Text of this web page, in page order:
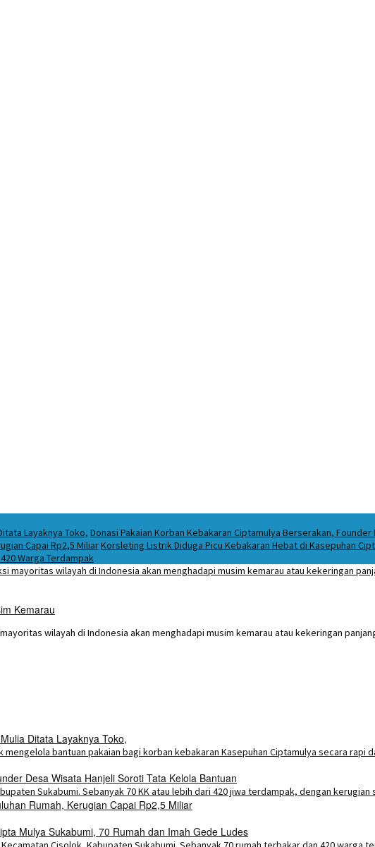
Layaknya Toko, Donasi Pakaian Korban Kebakaran Ciptamulya Berserakan,
Capai Rp2,5 MiliarKorsleting Listrik Diduga Picu Kebakaran Hebat di Kasepuhan
Warga Terdampak
Kemarau
wilayah di Indonesia akan menghadapi musim kemarau atau kekeringan
Ditata Layaknya Toko,
Desa Wisata Hanjeli Soroti Tata Kelola Bantuan
Rumah, Kerugian Capai Rp2,5 Miliar
Mulya Sukabumi, 70 Rumah dan Imah Gede Ludes